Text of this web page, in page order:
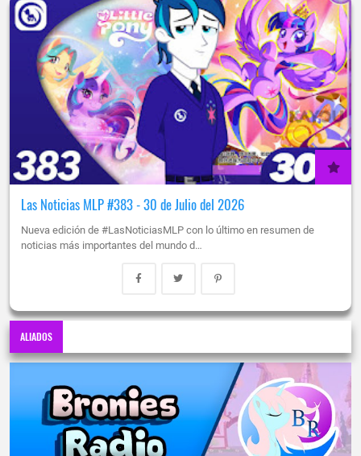
Las Noticias MLP #383 - 30 de Julio del 2026
Nueva edición de #LasNoticiasMLP con lo último en resumen de
noticias más importantes del mundo d…
ALIADOS